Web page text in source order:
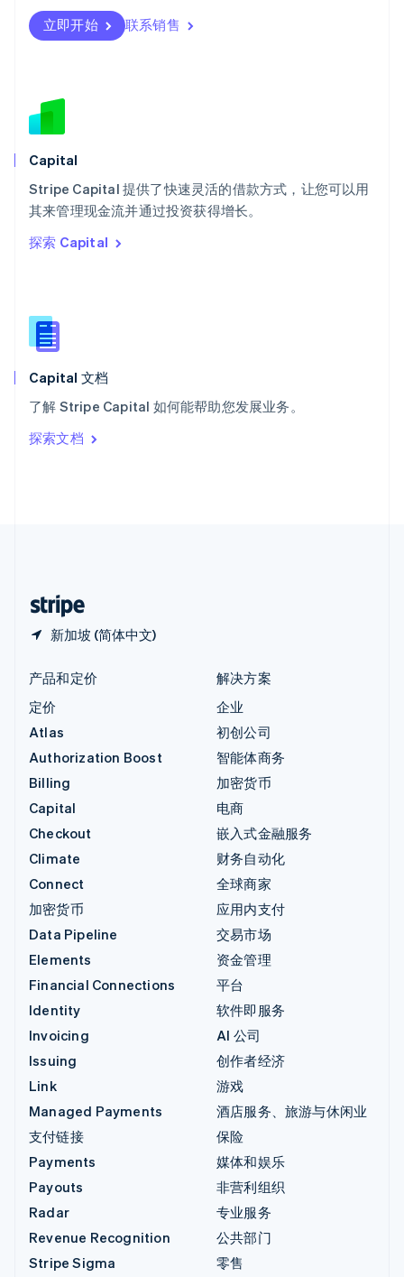
立即开始 联系销售
Capital
Stripe Capital 提供了快速灵活的借款方式，让您可以用
其来管理现金流并通过投资获得增长。
探索 Capital
Capital 文档
了解 Stripe Capital 如何能帮助您发展业务。
探索文档
新加坡 (简体中文)
瑞士
DeutschFrançais
斯洛伐克
斯洛文尼亚
泰国
ไทยEnglish
希腊
English
西班牙
新西兰
English
匈牙利
English
ItalianoEnglish
印度
English
产品和定价
定价
Atlas
Authorization Boost
Billing
Capital
Checkout
Climate
Connect
加密货币
Data Pipeline
Elements
Financial Connections
Identity
Invoicing
Issuing
Link
Managed Payments
支付链接
Payments
Payouts
Radar
Revenue Recognition
Stripe Sigma
解决方案
企业
初创公司
智能体商务
加密货币
电商
嵌入式金融服务
财务自动化
全球商家
应用内支付
交易市场
资金管理
平台
软件即服务
AI 公司
创作者经济
游戏
酒店服务、旅游与休闲业
保险
媒体和娱乐
非营利组织
专业服务
公共部门
零售